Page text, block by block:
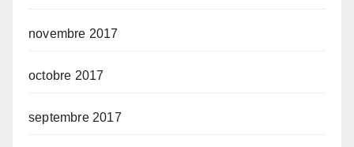
novembre 2017
octobre 2017
septembre 2017